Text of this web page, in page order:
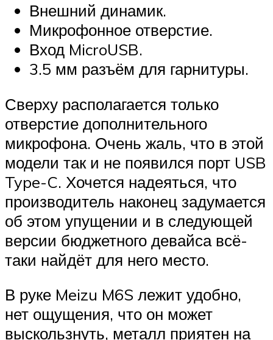
Внешний динамик.
Микрофонное отверстие.
Вход MicroUSB.
3.5 мм разъём для гарнитуры.
Сверху располагается только
отверстие дополнительного
микрофона. Очень жаль, что в этой
модели так и не появился порт USB
Type-C. Хочется надеяться, что
производитель наконец задумается
об этом упущении и в следующей
версии бюджетного девайса всё-
таки найдёт для него место.
В руке Meizu M6S лежит удобно,
нет ощущения, что он может
выскользнуть, металл приятен на